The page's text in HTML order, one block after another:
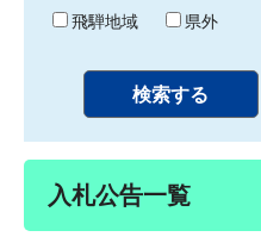
飛騨地域
県外
入札公告一覧